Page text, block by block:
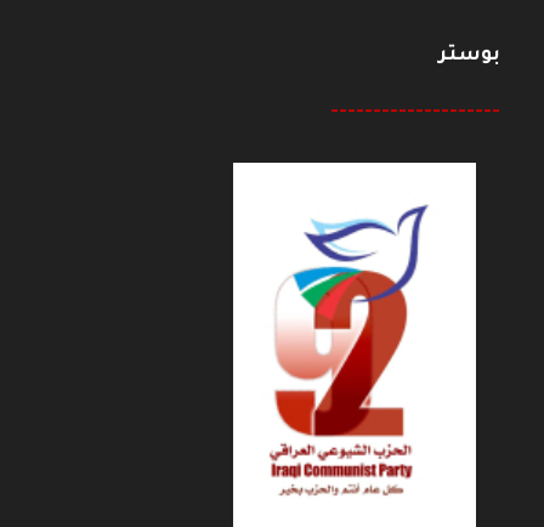
بوستر
--------------------